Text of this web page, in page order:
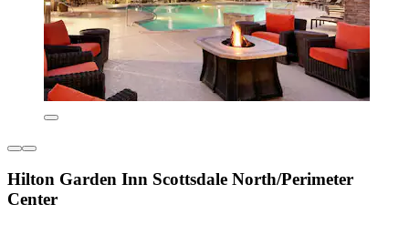
Hilton Garden Inn Scottsdale North/Perimeter
Center